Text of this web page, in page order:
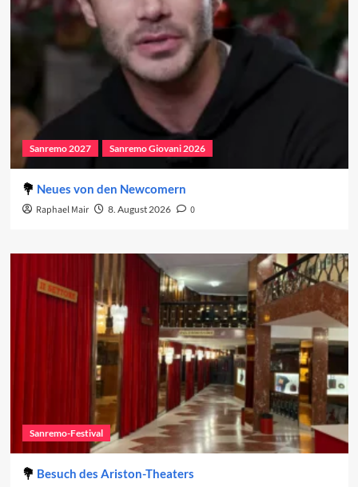
Sanremo 2027 Sanremo Giovani 2026
Neues von den Newcomern
Raphael Mair 8. August 2026 0
Sanremo-Festival
Besuch des Ariston-Theaters